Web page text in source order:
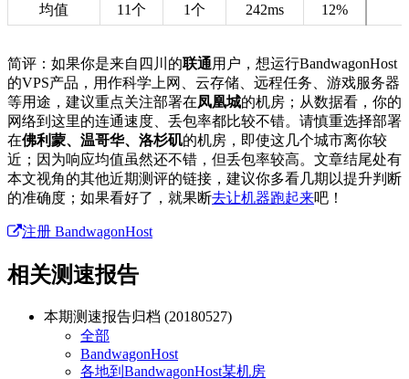
均值
11个 1个 242ms 12%
简评：如果你是来自四川的联通用户，想运行BandwagonHost
的VPS产品，用作科学上网、云存储、远程任务、游戏服务器
等用途，建议重点关注部署在凤凰城的机房；从数据看，你的
网络到这里的连通速度、丢包率都比较不错。请慎重选择部署
在佛利蒙、温哥华、洛杉矶的机房，即使这几个城市离你较
近；因为响应均值虽然还不错，但丢包率较高。文章结尾处有
本文视角的其他近期测评的链接，建议你多看几期以提升判断
的准确度；如果看好了，就果断去让机器跑起来吧！
注册 BandwagonHost
相关测速报告
本期测速报告归档 (20180527)
全部
BandwagonHost
各地到BandwagonHost某机房